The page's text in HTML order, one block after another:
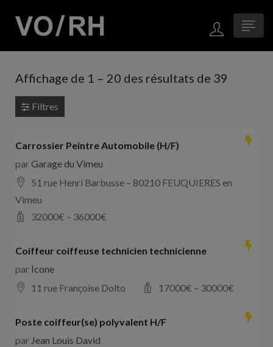
Affichage de 1 – 20 des résultats de 39
Filtres
Carrossier Peintre Automobile (H/F)
parGarage du Vimeu
51 rue Henri Barbusse – 80210 FEUQUIERES en
Vimeu
32000€ – 36000€
Coiffeur coiffeuse technicien technicienne
par Icone
11 rue Françoise Dolto
17000€ – 30000€
Poste coiffeur(se) polyvalent H/F
par Jean Louis David